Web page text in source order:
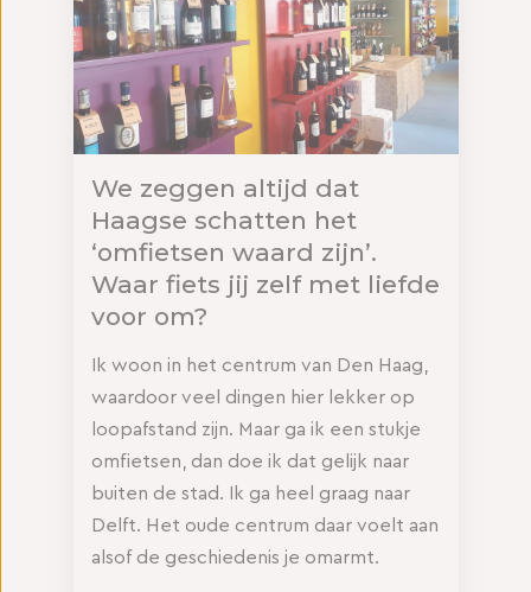
We zeggen altijd dat
Haagse schatten het
‘omfietsen waard zijn’.
Waar fiets jij zelf met liefde
voor om?
Ik woon in het centrum van Den Haag,
waardoor veel dingen hier lekker op
loopafstand zijn. Maar ga ik een stukje
omfietsen, dan doe ik dat gelijk naar
buiten de stad. Ik ga heel graag naar
Delft. Het oude centrum daar voelt aan
alsof de geschiedenis je omarmt.